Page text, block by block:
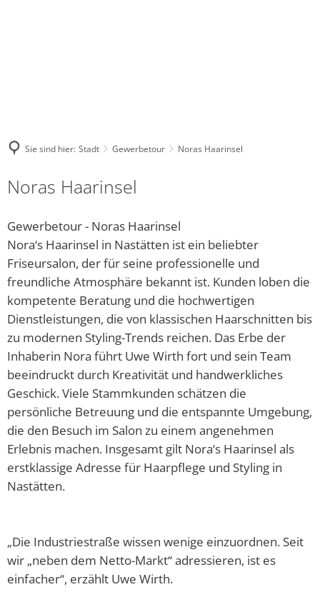
Friedhof
Gewerbetour
Bürgerservice online - Satzungen,
Grillhütte Hungerschied
Evangelische Gemeindebücherei
Veranstaltungen
Unsere Bienenhoheiten
Waldschwimmbad
Vielfalt Rhein-Lahn-Limes
Blaumachen
Freies WLAN
Jugendhaus Hahnenmühle
Vereine
Abfallkalender
Nastätten-App
Sie sind hier: Stadt Gewerbetour Noras Haarinsel
Noras Haarinsel
Gewerbetour - Noras Haarinsel
Nora‘s Haarinsel in Nastätten ist ein beliebter
Friseursalon, der für seine professionelle und
freundliche Atmosphäre bekannt ist. Kunden loben die
kompetente Beratung und die hochwertigen
Dienstleistungen, die von klassischen Haarschnitten bis
zu modernen Styling-Trends reichen. Das Erbe der
Inhaberin Nora führt Uwe Wirth fort und sein Team
beeindruckt durch Kreativität und handwerkliches
Geschick. Viele Stammkunden schätzen die
persönliche Betreuung und die entspannte Umgebung,
die den Besuch im Salon zu einem angenehmen
Erlebnis machen. Insgesamt gilt Nora‘s Haarinsel als
erstklassige Adresse für Haarpflege und Styling in
Nastätten.
„Die Industriestraße wissen wenige einzuordnen. Seit
wir „neben dem Netto-Markt“ adressieren, ist es
einfacher“, erzählt Uwe Wirth.